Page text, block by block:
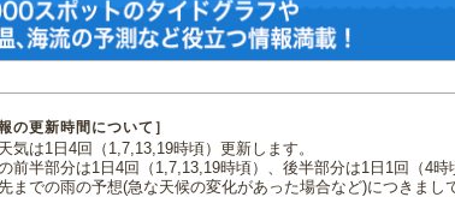
の更新時間について］
気は1日4回（1,7,13,19時頃）更新します。
前半部分は1日4回（1,7,13,19時頃）、後半部分は1日1回（4時
までの雨の予想(急な天候の変化があった場合など)につきまし